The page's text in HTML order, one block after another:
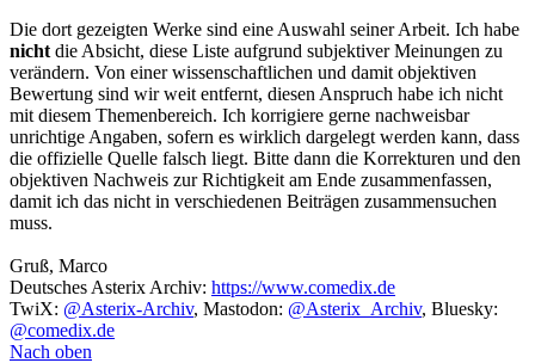
Die dort gezeigten Werke sind eine Auswahl seiner Arbeit. Ich habe
nicht die Absicht, diese Liste aufgrund subjektiver Meinungen zu
verändern. Von einer wissenschaftlichen und damit objektiven
Bewertung sind wir weit entfernt, diesen Anspruch habe ich nicht
mit diesem Themenbereich. Ich korrigiere gerne nachweisbar
unrichtige Angaben, sofern es wirklich dargelegt werden kann, dass
die offizielle Quelle falsch liegt. Bitte dann die Korrekturen und den
objektiven Nachweis zur Richtigkeit am Ende zusammenfassen,
damit ich das nicht in verschiedenen Beiträgen zusammensuchen
muss.
Gruß, Marco
Deutsches Asterix Archiv: https://www.comedix.de
TwiX: @Asterix-Archiv, Mastodon: @Asterix_Archiv, Bluesky:
@comedix.de
Nach oben